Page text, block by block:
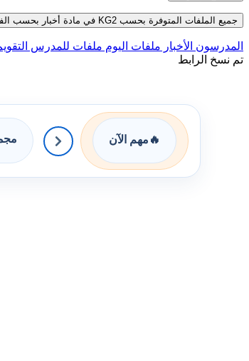
جميع الملفات المتوفرة بحسب KG2 في مادة أخبار بحسب الفصل الثاني في قسم مذكرات وبنوك حتى تاريخ 07-08-2026
المدرسون الأخبار ملفات اليوم ملفات للمدرس
تم نسخ الرابط
🔥 مهم الآن